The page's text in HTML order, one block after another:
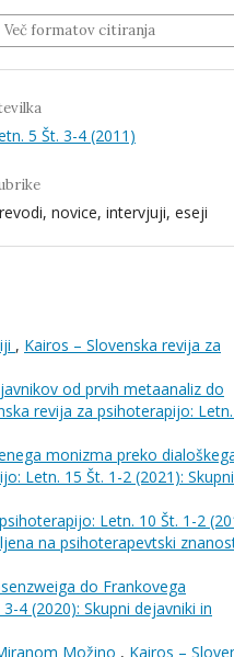
Več formatov citiranja
5 Št. 3-4 (2011)
novice, intervjuji, eseji
, Kairos – Slovenska revija za
od prvih metaanaliz do
revija za psihoterapijo:
monizma preko
Letn. 15 Št. 1-2 (2021): Skupni
Letn. 10 Št. 1-2
na psihoterapevtski
do Frankovega
4 (2020): Skupni dejavniki in
Možino , Kairos –